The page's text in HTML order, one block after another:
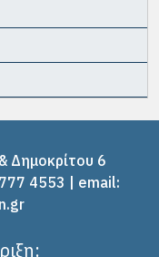
Δημοκρίτου 6
4553 | email: